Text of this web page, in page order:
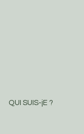
QUI SUIS-jE ?